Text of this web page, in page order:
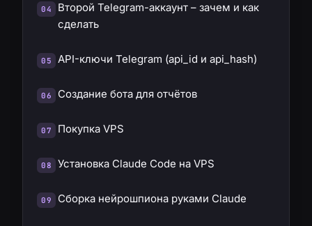
Второй Telegram-аккаунт – зачем и как
сделать
API-ключи Telegram (api_id и api_hash)
Создание бота для отчётов
Покупка VPS
Установка Claude Code на VPS
Сборка нейрошпиона руками Claude